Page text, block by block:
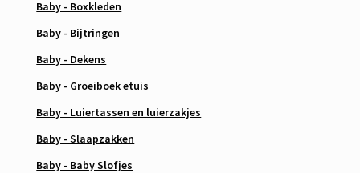
Baby - Boxkleden
Baby - Bijtringen
Baby - Dekens
Baby - Groeiboek etuis
Baby - Luiertassen en luierzakjes
Baby - Slaapzakken
Baby - Baby Slofjes